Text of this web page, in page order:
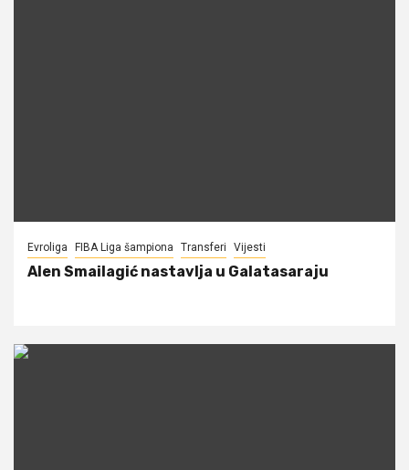
Evroliga FIBA Liga šampiona Transferi Vijesti
Alen Smailagić nastavlja u Galatasaraju